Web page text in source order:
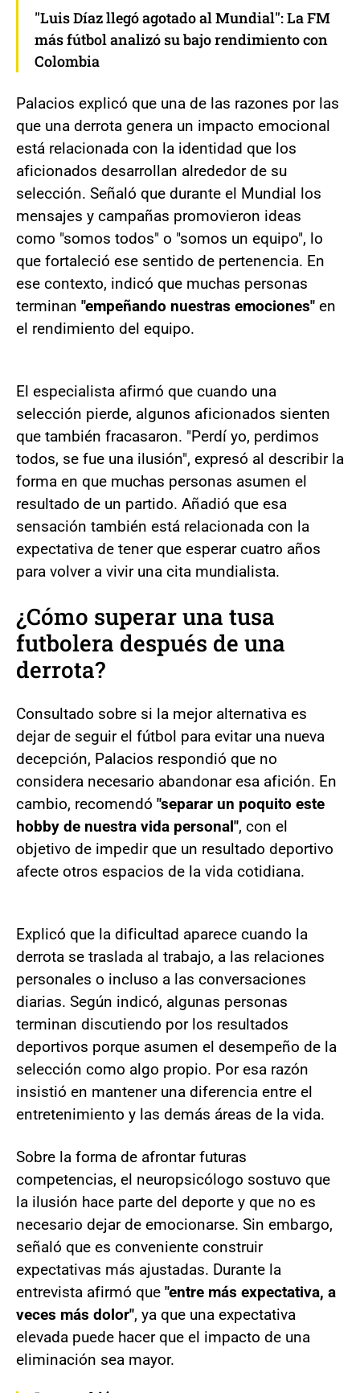
"Luis Díaz llegó agotado al Mundial": La FM
más fútbol analizó su bajo rendimiento con
Colombia
Palacios explicó que una de las razones por las
que una derrota genera un impacto emocional
está relacionada con la identidad que los
aficionados desarrollan alrededor de su
selección. Señaló que durante el Mundial los
mensajes y campañas promovieron ideas
como "somos todos" o "somos un equipo", lo
que fortaleció ese sentido de pertenencia. En
ese contexto, indicó que muchas personas
terminan "empeñando nuestras emociones" en
el rendimiento del equipo.
El especialista afirmó que cuando una
selección pierde, algunos aficionados sienten
que también fracasaron. "Perdí yo, perdimos
todos, se fue una ilusión", expresó al describir la
forma en que muchas personas asumen el
resultado de un partido. Añadió que esa
sensación también está relacionada con la
expectativa de tener que esperar cuatro años
para volver a vivir una cita mundialista.
¿Cómo superar una tusa
futbolera después de una
derrota?
Consultado sobre si la mejor alternativa es
dejar de seguir el fútbol para evitar una nueva
decepción, Palacios respondió que no
considera necesario abandonar esa afición. En
cambio, recomendó "separar un poquito este
hobby de nuestra vida personal", con el
objetivo de impedir que un resultado deportivo
afecte otros espacios de la vida cotidiana.
Explicó que la dificultad aparece cuando la
derrota se traslada al trabajo, a las relaciones
personales o incluso a las conversaciones
diarias. Según indicó, algunas personas
terminan discutiendo por los resultados
deportivos porque asumen el desempeño de la
selección como algo propio. Por esa razón
insistió en mantener una diferencia entre el
entretenimiento y las demás áreas de la vida.
Sobre la forma de afrontar futuras
competencias, el neuropsicólogo sostuvo que
la ilusión hace parte del deporte y que no es
necesario dejar de emocionarse. Sin embargo,
señaló que es conveniente construir
expectativas más ajustadas. Durante la
entrevista afirmó que "entre más expectativa, a
veces más dolor", ya que una expectativa
elevada puede hacer que el impacto de una
eliminación sea mayor.